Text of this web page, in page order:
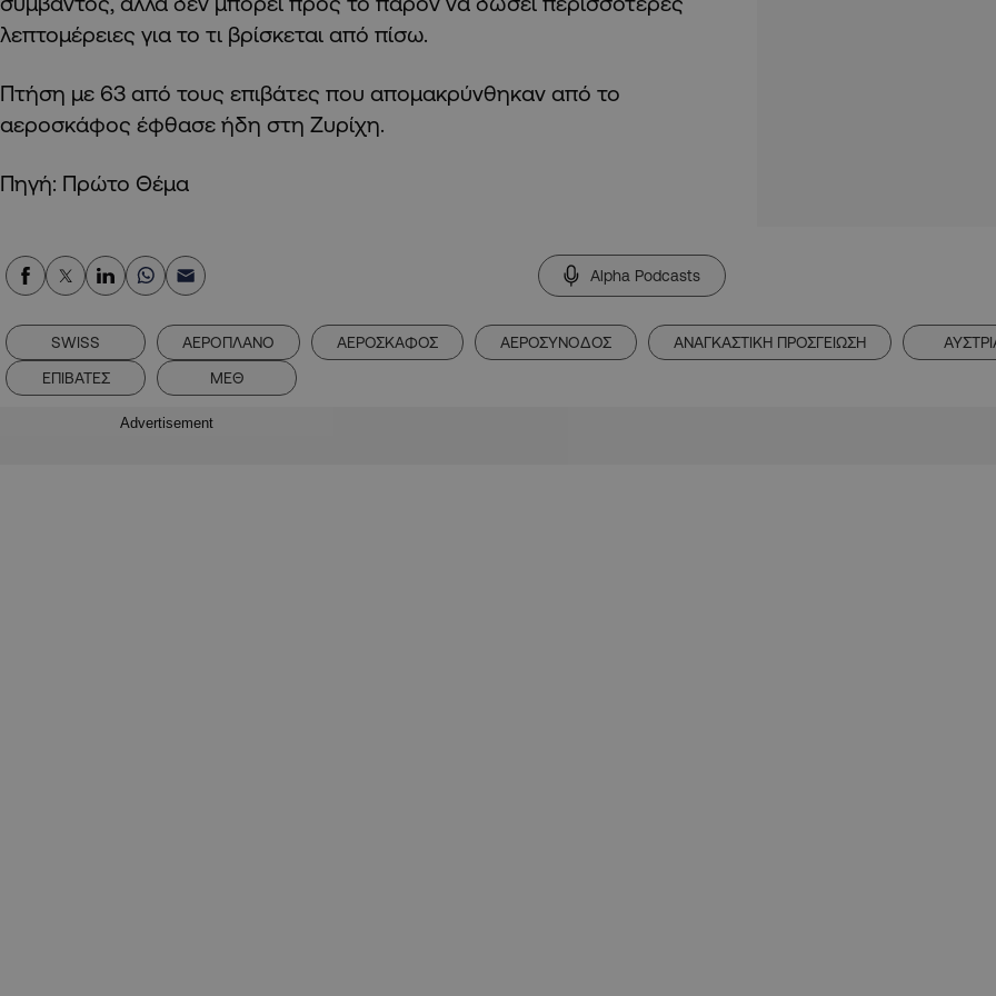
λεπτομέρειες για το τι βρίσκεται από πίσω.
Πτήση με 63 από τους επιβάτες που απομακρύνθηκαν από το
αεροσκάφος έφθασε ήδη στη Ζυρίχη.
Πηγή: Πρώτο Θέμα
Alpha Podcasts
SWISS ΑΕΡΟΠΛΑΝΟ ΑΕΡΟΣΚΑΦΟΣ ΑΕΡΟΣΥΝΟΔΟΣ ΑΝΑΓΚΑΣΤΙΚΗ ΠΡΟΣΓΕΙΩΣΗ
ΕΠΙΒΑΤΕΣ
ΜΕΘ
Advertisement